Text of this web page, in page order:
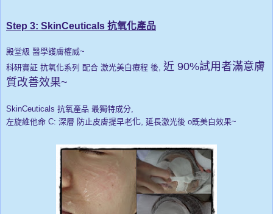
Step 3: SkinCeuticals 抗氧化產品
殿堂級 醫學護膚權威~
科研實証 抗氧化系列 配合 激光美白療程 後, 近 90%試用者滿意膚
質改善效果~
SkinCeuticals 抗氧產品 最獨特成分,
左旋維他命 C: 深層 防止皮膚提早老化, 延長激光後 o既美白效果~